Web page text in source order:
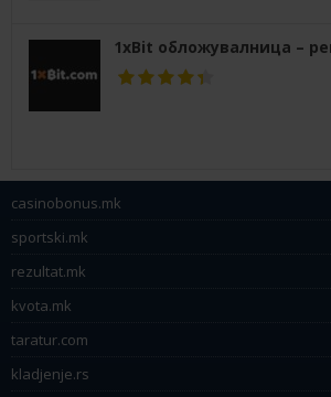
1xBit обложувалница –
casinobonus.mk
sportski.mk
rezultat.mk
kvota.mk
taratur.com
kladjenje.rs